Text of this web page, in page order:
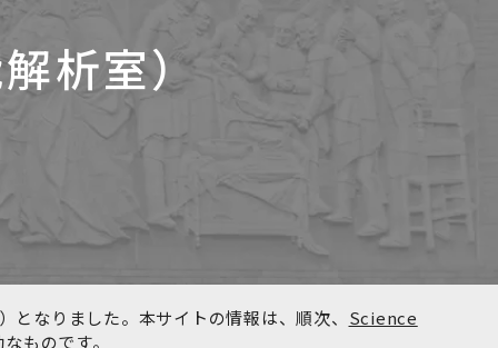
析室）
なりました。本サイトの情報は、順次、 Science
ものです。